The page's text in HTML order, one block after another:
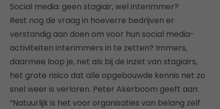
Social media: geen stagiair, wel interimmer?
Rest nog de vraag in hoeverre bedrijven er
verstandig aan doen om voor hun social media-
activiteiten interimmers in te zetten? Immers,
daarmee loop je, net als bij de inzet van stagiairs,
het grote risico dat alle opgebouwde kennis net zo
snel weer is verloren. Peter Akerboom geeft aan:
“Natuurlijk is het voor organisaties van belang zelf